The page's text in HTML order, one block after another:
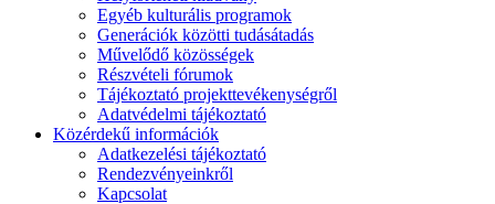
Egyéb kulturális programok
Generációk közötti tudásátadás
Művelődő közösségek
Részvételi fórumok
Tájékoztató projekttevékenységről
Adatvédelmi tájékoztató
Közérdekű információk
Adatkezelési tájékoztató
Rendezvényeinkről
Kapcsolat